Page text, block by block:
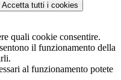
Accetta tutti i cookies
quali cookie consentire.
il funzionamento della
al funzionamento potete